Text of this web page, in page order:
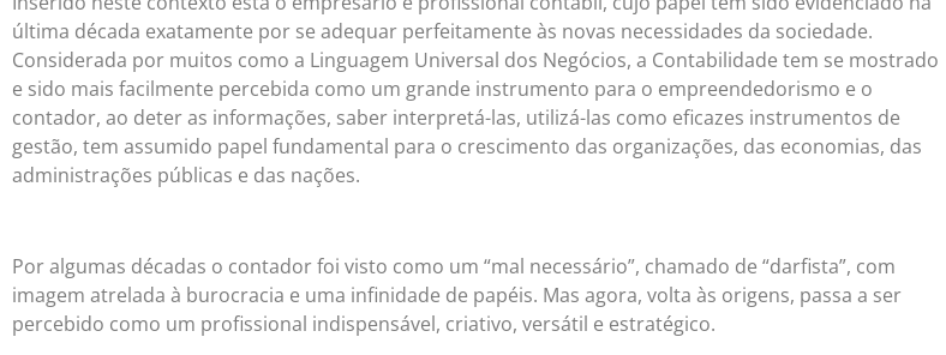
última década exatamente por se adequar perfeitamente às novas necessidades da sociedade.
Considerada por muitos como a Linguagem Universal dos Negócios, a Contabilidade tem se mostrado
e sido mais facilmente percebida como um grande instrumento para o empreendedorismo e o
contador, ao deter as informações, saber interpretá-las, utilizá-las como eficazes instrumentos de
gestão, tem assumido papel fundamental para o crescimento das organizações, das economias, das
administrações públicas e das nações.
Por algumas décadas o contador foi visto como um “mal necessário”, chamado de “darfista”, com
imagem atrelada à burocracia e uma infinidade de papéis. Mas agora, volta às origens, passa a ser
percebido como um profissional indispensável, criativo, versátil e estratégico.